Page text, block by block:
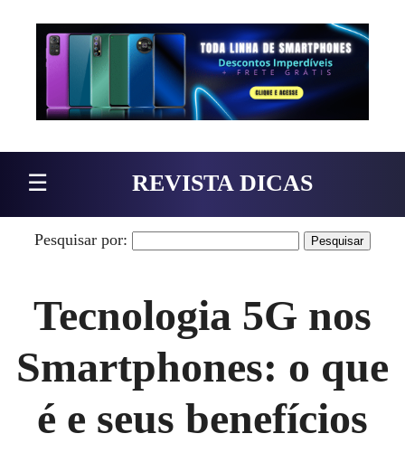
Pular para o conteúdo
☰ REVISTA DICAS
Pesquisar por:
Tecnologia 5G nos
Smartphones: o que
é e seus benefícios